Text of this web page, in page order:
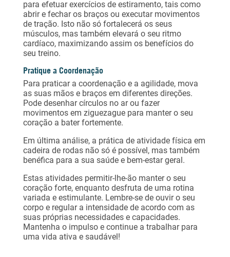
para efetuar exercícios de estiramento, tais como
abrir e fechar os braços ou executar movimentos
de tração. Isto não só fortalecerá os seus
músculos, mas também elevará o seu ritmo
cardíaco, maximizando assim os benefícios do
seu treino.
Pratique a Coordenação
Para praticar a coordenação e a agilidade, mova
as suas mãos e braços em diferentes direções.
Pode desenhar círculos no ar ou fazer
movimentos em ziguezague para manter o seu
coração a bater fortemente.
Em última análise, a prática de atividade física em
cadeira de rodas não só é possível, mas também
benéfica para a sua saúde e bem-estar geral.
Estas atividades permitir-lhe-ão manter o seu
coração forte, enquanto desfruta de uma rotina
variada e estimulante. Lembre-se de ouvir o seu
corpo e regular a intensidade de acordo com as
suas próprias necessidades e capacidades.
Mantenha o impulso e continue a trabalhar para
uma vida ativa e saudável!